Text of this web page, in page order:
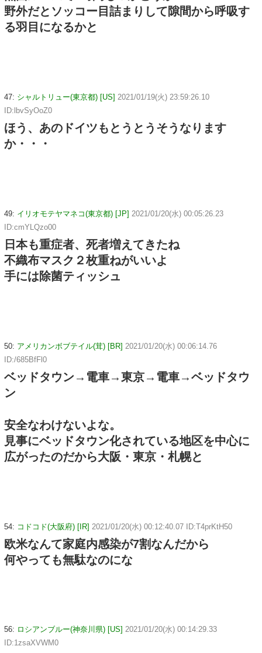
野外だとソッコー目詰まりして隙間から呼吸す
る羽目になるかと
47: シャルトリュー(東京都) [US] 2021/01/19(火) 23:59:26.10
ID:lbvSyOoZ0
ほう、あのドイツもとうとうそうなります
か・・・
49: イリオモテヤマネコ(東京都) [JP] 2021/01/20(水) 00:05:26.23
ID:cmYLQzo00
日本も重症者、死者増えてきたね
不織布マスク２枚重ねがいいよ
手には除菌ティッシュ
50: アメリカンボブテイル(茸) [BR] 2021/01/20(水) 00:06:14.76
ID:/685BfFl0
ベッドタウン→電車→東京→電車→ベッドタウ
ン
安全なわけないよな。
見事にベッドタウン化されている地区を中心に
広がったのだから大阪・東京・札幌と
54: コドコド(大阪府) [IR] 2021/01/20(水) 00:12:40.07 ID:T4prKtH50
欧米なんて家庭内感染が7割なんだから
何やっても無駄なのにな
56: ロシアンブルー(神奈川県) [US] 2021/01/20(水) 00:14:29.33
ID:1zsaXVWM0